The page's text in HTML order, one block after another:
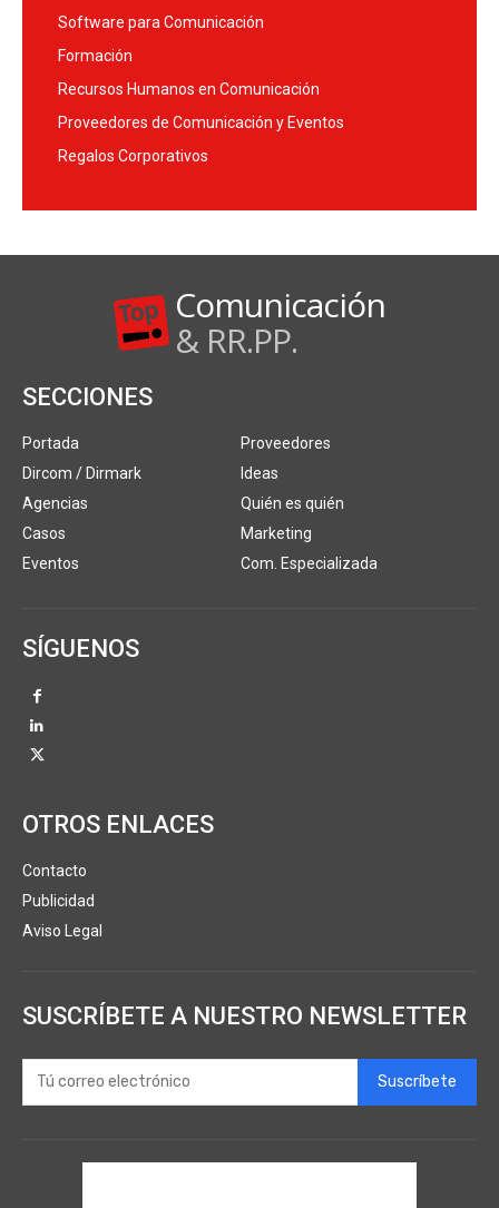
Software para Comunicación
Formación
Recursos Humanos en Comunicación
Proveedores de Comunicación y Eventos
Regalos Corporativos
Comunicación
& RR.PP.
SECCIONES
Portada
Dircom / Dirmark
Agencias
Casos
Eventos
Proveedores
Ideas
Quién es quién
Marketing
Com. Especializada
SÍGUENOS
OTROS ENLACES
Contacto
Publicidad
Aviso Legal
SUSCRÍBETE A NUESTRO NEWSLETTER
Suscríbete